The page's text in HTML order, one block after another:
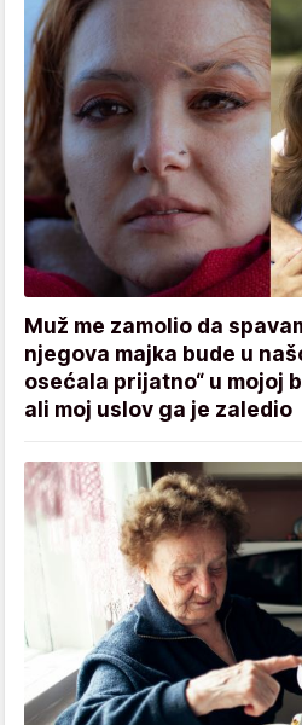
Muž me zamolio da
njegova majka bude u
osećala prijatno“ u mojoj
ali moj uslov ga je zaledio